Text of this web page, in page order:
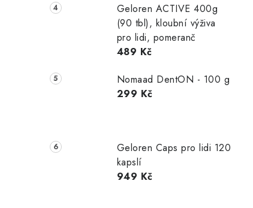
Geloren ACTIVE 400g
(90 tbl), kloubní výživa
pro lidi, pomeranč
489 Kč
Nomaad DentON - 100 g
299 Kč
Geloren Caps pro lidi 120
kapslí
949 Kč